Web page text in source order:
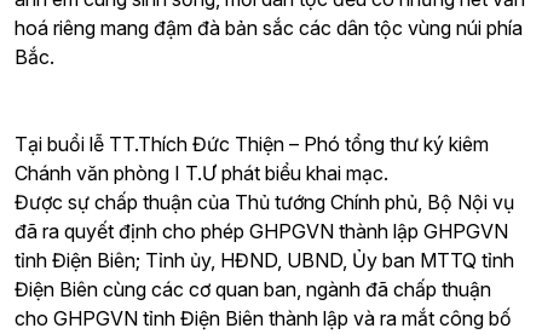
hoá riêng mang đậm đà bản sắc các dân tộc vùng núi phía
Bắc.
Tại buổi lễ TT.Thích Đức Thiện – Phó tổng thư ký kiêm
Chánh văn phòng I T.Ư phát biểu khai mạc.
Được sự chấp thuận của Thủ tướng Chính phủ, Bộ Nội vụ
đã ra quyết định cho phép GHPGVN thành lập GHPGVN
tỉnh Điện Biên; Tỉnh ủy, HĐND, UBND, Ủy ban MTTQ tỉnh
Điện Biên cùng các cơ quan ban, ngành đã chấp thuận
cho GHPGVN tỉnh Điện Biên thành lập và ra mắt công bố